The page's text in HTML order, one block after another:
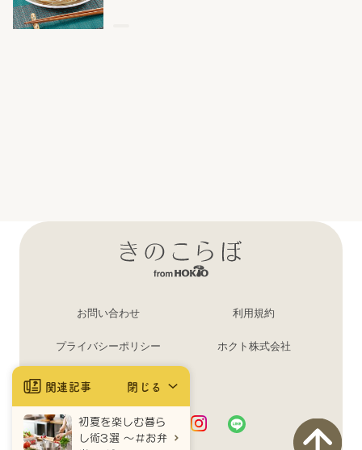
関連記事 閉じる
初夏を楽しむ暮ら
し術3選 ～＃お弁
お問い合わせ 利用規約
プライバシーポリシー ホクト株式会社
ログイン・登録